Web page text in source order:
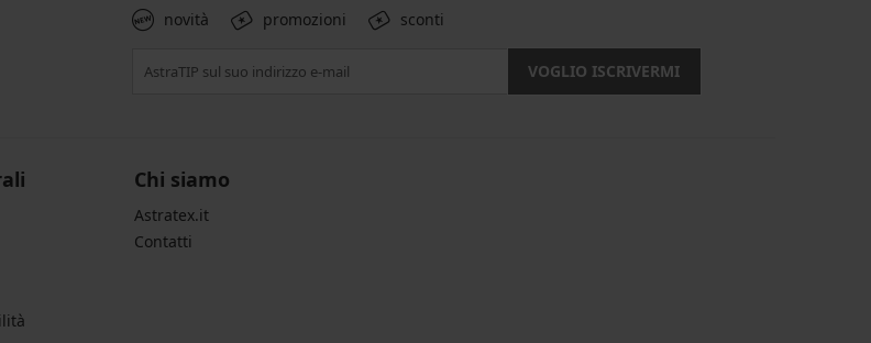
novità promozioni sconti
VOGLIO ISCRIVERMI
Chi siamo
Astratex.it
Contatti